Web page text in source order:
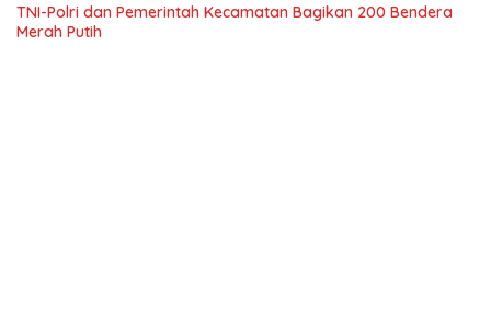
TNI-Polri dan Pemerintah Kecamatan Bagikan 200 Bendera
Merah Putih